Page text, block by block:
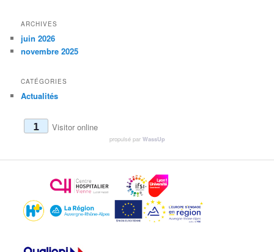
ARCHIVES
juin 2026
novembre 2025
CATÉGORIES
Actualités
1 Visitor online
propulsé par WassUp